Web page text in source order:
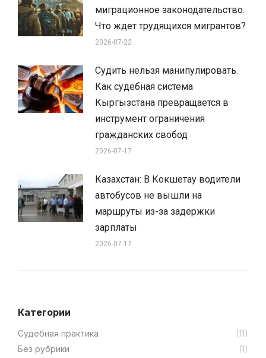
миграционное законодательство.
Что ждет трудящихся мигрантов?
2026-07-22
Судить нельзя манипулировать.
Как судебная система
Кыргызстана превращается в
инструмент ограничения
гражданских свобод
2026-07-17
Казахстан: В Кокшетау водители
автобусов не вышли на
маршруты из-за задержки
зарплаты
2026-07-17
Категории
Cудебная практика
(11)
Без рубрики
(1)